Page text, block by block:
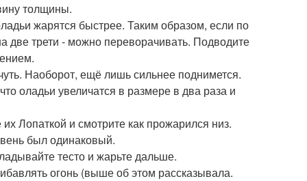
толщины.
жарятся быстрее. Таким образом, если по
две трети - можно переворачивать. Подводите
Наоборот, ещё лишь сильнее поднимется.
оладьи увеличатся в размере в два раза и
Лопаткой и смотрите как прожарился низ.
был одинаковый.
тесто и жарьте дальше.
огонь (выше об этом рассказывала.